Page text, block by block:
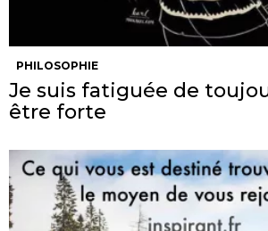
PHILOSOPHIE
Je suis fatiguée de
être forte